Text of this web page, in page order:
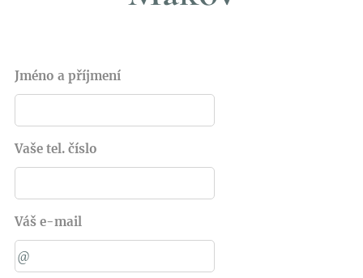
Jméno a příjmení
Vaše tel. číslo
Váš e-mail